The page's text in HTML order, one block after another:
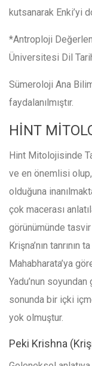
kutsanarak Enki’yi
*Antroploji
Üniversitesi Dil
Sümeroloji Ana
faydalanılmıştır.
HİNT
Hint Mitolojisinde
ve en önemlisi
olduğuna
çok macerası
görünümünde
Krişna’nın
Mahabharata’ya
Yadu’nun
sonunda bir içki
yok olmuştur.
Peki Krishna